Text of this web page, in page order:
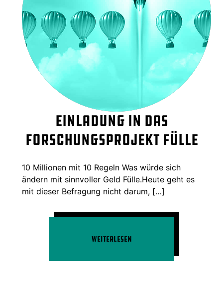
Einladung in das
Forschungsprojekt Fülle
10 Millionen mit 10 Regeln Was würde sich
ändern mit sinnvoller Geld Fülle.Heute geht es
mit dieser Befragung nicht darum, […]
Weiterlesen